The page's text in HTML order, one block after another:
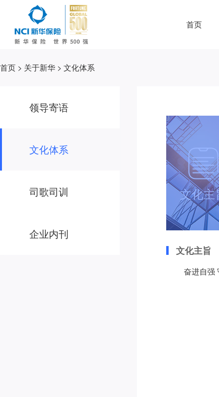
首页
首页 > 关于新华 > 文化体系
领导寄语
文化体系
司歌司训
企业内刊
文化主
文化主旨
奋进自强